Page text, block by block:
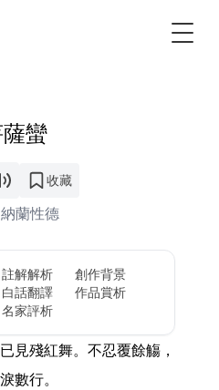
蠻
收藏
納蘭性德
註解解析
創作背景
白話翻譯
作品賞析
名家評析
見殘紅舞。不忍覆餘觴，
數行。